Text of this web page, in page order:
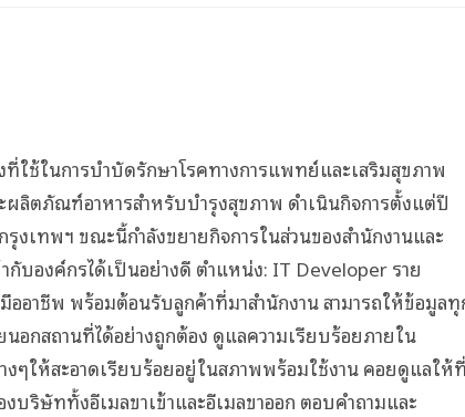
ช้ในการบำบัดรักษาโรคทางการแพทย์และเสริมสุขภาพ
ลิตภัณฑ์อาหารสำหรับบำรุงสุขภาพ ดำเนินกิจการตั้งแต่ปี
เทพฯ ขณะนี้กำลังขยายกิจการในส่วนของสำนักงานและ
บองค์กรได้เป็นอย่างดี ตำแหน่ง: IT Developer ราย
อาชีพ พร้อมต้อนรับลูกค้าที่มาสำนักงาน สามารถให้ข้อมูล
กสถานที่ได้อย่างถูกต้อง ดูแลความเรียบร้อยภายใน
ๆให้สะอาดเรียบร้อยอยู่ในสภาพพร้อมใช้งาน คอยดูแลให้ที่
ริษัททั้งอีเมลขาเข้าและอีเมลขาออก ตอบคำถามและ